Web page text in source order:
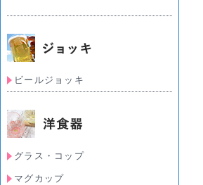
ビールジョッキ
グラス・コップ
マグカップ